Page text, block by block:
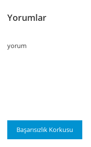
Yorumlar
yorum
Başarısızlık Korkusu